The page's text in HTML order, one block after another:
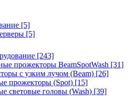
[5]
[5]
[243]
прожекторы BeamSpotWash [31]
с узким лучом (Beam) [26]
прожекторы (Spot) [15]
световые головы (Wash) [39]